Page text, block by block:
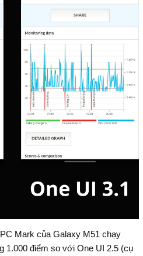
Mark của Galaxy M51 chạy
1.000 điểm so với One UI 2.5 (cụ